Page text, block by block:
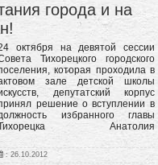
города и на
октября на девятой сессии
Тихорецкого городского
которая проходила в
зале детской школы
депутатский корпус
решение о вступлении в
избранного главы
Анатолия
:26.10.2012